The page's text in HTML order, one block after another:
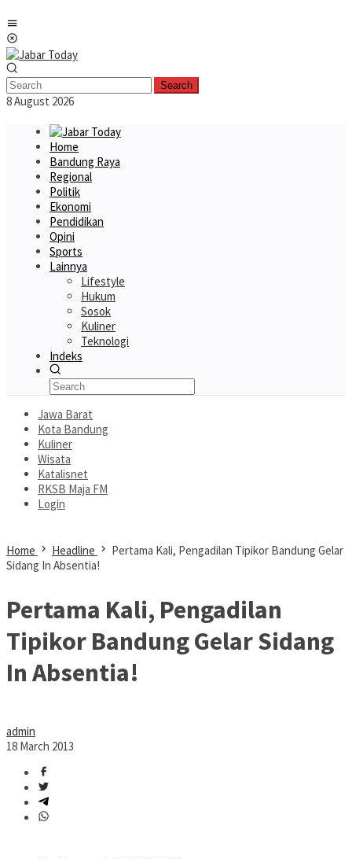
to
content
Search
8 August 2026
Home
Bandung Raya
Regional
Politik
Ekonomi
Pendidikan
Opini
Sports
Lainnya
Lifestyle
Hukum
Sosok
Kuliner
Teknologi
Indeks
Jawa Barat
Kota Bandung
Kuliner
Wisata
Katalisnet
RKSB Maja FM
Login
Home Headline
Pertama Kali, Pengadilan Tipikor Bandung Gelar
Sidang In Absentia!
Pertama Kali, Pengadilan
Tipikor Bandung Gelar Sidang
In Absentia!
admin
18 March 2013